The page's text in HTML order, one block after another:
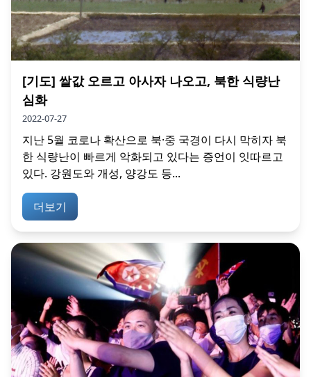
[기도] 쌀값 오르고 아사자 나오고, 북한 식량난
심화
2022-07-27
지난 5월 코로나 확산으로 북·중 국경이 다시 막히자 북
한 식량난이 빠르게 악화되고 있다는 증언이 잇따르고
있다. 강원도와 개성, 양강도 등...
더보기